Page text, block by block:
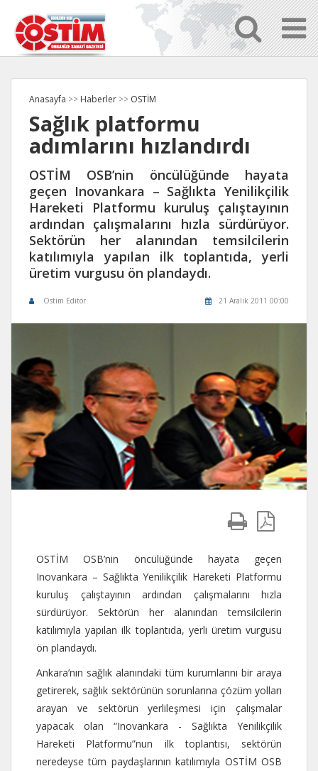
Anasayfa >> Haberler >> OSTİM
Sağlık platformu
adımlarını hızlandırdı
OSTİM OSB’nin öncülüğünde hayata
geçen Inovankara – Sağlıkta Yenilikçilik
Hareketi Platformu kuruluş çalıştayının
ardından çalışmalarını hızla sürdürüyor.
Sektörün her alanından temsilcilerin
katılımıyla yapılan ilk toplantıda, yerli
üretim vurgusu ön plandaydı.
Ostim Editör 21 Aralık 2011 00:00
OSTİM OSB’nin öncülüğünde hayata geçen
Inovankara – Sağlıkta Yenilikçilik Hareketi Platformu
kuruluş çalıştayının ardından çalışmalarını hızla
sürdürüyor. Sektörün her alanından temsilcilerin
katılımıyla yapılan ilk toplantıda, yerli üretim vurgusu
ön plandaydı.
Ankara’nın sağlık alanındaki tüm kurumlarını bir araya
getirerek, sağlık sektörünün sorunlarına çözüm yolları
arayan ve sektörün yerlileşmesi için çalışmalar
yapacak olan “Inovankara - Sağlıkta Yenilikçilik
Hareketi Platformu”nun ilk toplantısı, sektörün
neredeyse tüm paydaşlarının katılımıyla OSTİM OSB